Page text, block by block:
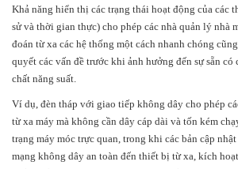
Khả năng hiển thị các trạng thái hoạt động của các
sử và thời gian thực) cho phép các nhà quản lý nhà
đoán từ xa các hệ thống một cách nhanh chóng
quyết các vấn đề trước khi ảnh hưởng đến sự sẵn có
chất năng suất.
Ví dụ, đèn tháp với giao tiếp không dây cho phép
từ xa máy mà không cần dây cáp dài và tốn kém
trạng máy móc trực quan, trong khi các bản cập
mạng không dây an toàn đến thiết bị từ xa, kích